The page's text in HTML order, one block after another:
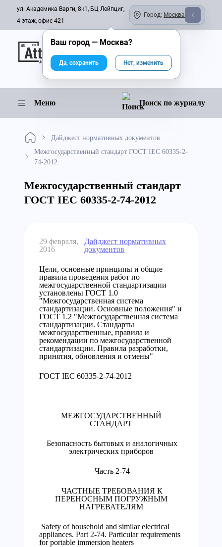
ул. Академика Варги, 8к1, БЦ Лейпциг,
4 этаж, офис 421
Город: Москва
Онлайн-журнал
Меню Поиск по журналу
Дайджест нормативных документов
Межгосударственный стандарт ГОСТ IEC 60335-2-
74-2012
Межгосударственный стандарт
ГОСТ IEC 60335-2-74-2012
29 февраля,
2016
Дайджест нормативных
документов
Цели, основные принципы и общие
правила проведения работ по
межгосударственной стандартизации
установлены ГОСТ 1.0
"Межгосударственная система
стандартизации. Основные положения" и
ГОСТ 1.2 "Межгосударственная система
стандартизации. Стандарты
межгосударственные, правила и
рекомендации по межгосударственной
стандартизации. Правила разработки,
принятия, обновления и отмены"
ГОСТ IЕС 60335-2-74-2012
МЕЖГОСУДАРСТВЕННЫЙ
СТАНДАРТ
Безопасность бытовых и аналогичных
электрических приборов
Часть 2-74
ЧАСТНЫЕ ТРЕБОВАНИЯ К
ПЕРЕНОСНЫМ ПОГРУЖНЫМ
НАГРЕВАТЕЛЯМ
Safety of household and similar electrical
appliances. Part 2-74. Particular requirements
for portable immersion heaters
Ваш город — Москва?
Да, сохранить Нет, изменить